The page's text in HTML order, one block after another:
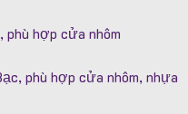
phù hợp cửa nhôm
phù hợp cửa nhôm, nhựa